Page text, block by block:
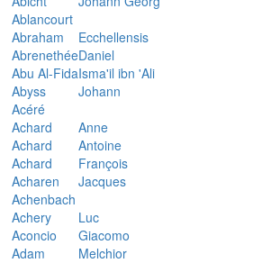
Ablancourt
Abraham
Ecchellensis
AbrenethéeDaniel
Abu Al-FidaIsma'il ibn 'Ali
Abyss
Johann
Acéré
Achard
Anne
Achard
Antoine
Achard
François
Acharen
Jacques
Achenbach
Achery
Luc
Aconcio
Giacomo
Adam
Melchior